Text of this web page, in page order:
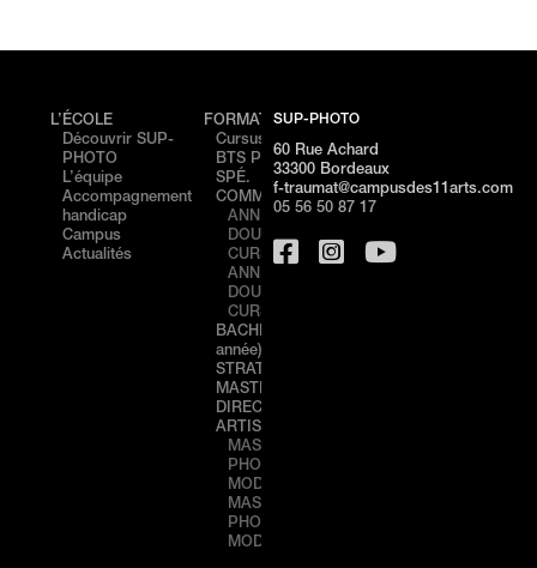
L’ÉCOLE
Découvrir SUP-
PHOTO
L’équipe
Accompagnement
handicap
Campus
Actualités
FORMATIONS
Cursus
BTS PHOTO /
SPÉ.
COMMUNICATION
ANNÉE 1
DOUBLE
CURSUS
ANNÉE 2
DOUBLE
CURSUS
BACHELOR (3ème
année) IMAGE &
STRATÉGIE
MASTÈRE
DIRECTION
ARTISTIQUE 360°
MASTÈRE 1
PHOTO,
MODE & LUXE
MASTÈRE 2
PHOTO,
MODE & LUXE
PORTES
OUVERTES –
NICE
STAGE
PORTES
SUP-PHOTO
60 Rue Achard
33300 Bordeaux
f-traumat@campusdes11arts.com
05 56 50 87 17